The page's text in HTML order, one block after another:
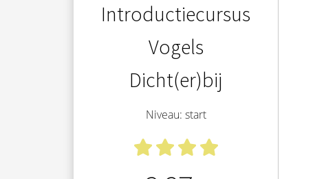
Introductiecursus
Vogels
Dicht(er)bij
Niveau: start